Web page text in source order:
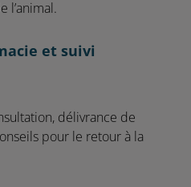
l’animal.
et suivi
délivrance de
pour le retour à la